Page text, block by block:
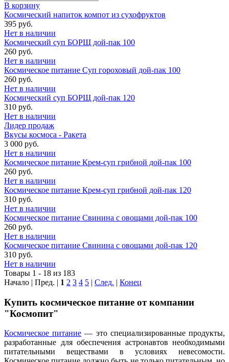
В корзину
Космический напиток компот из сухофруктов
395 руб.
Нет в наличии
Космический суп БОРЩ дой-пак 100
260 руб.
Нет в наличии
Космическое питание Суп гороховый дой-пак 100
260 руб.
Нет в наличии
Космический суп БОРЩ дой-пак 120
310 руб.
Нет в наличии
Лидер продаж
Вкусы космоса - Ракета
3 000 руб.
Нет в наличии
Космическое питание Крем-суп грибной дой-пак 100
260 руб.
Нет в наличии
Космическое питание Крем-суп грибной дой-пак 120
310 руб.
Нет в наличии
Космическое питание Свинина с овощами дой-пак 100
260 руб.
Нет в наличии
Космическое питание Свинина с овощами дой-пак 120
310 руб.
Нет в наличии
Товары 1 - 18 из 183
Начало | Пред. | 1 2 3 4 5 | След. | Конец
Купить космическое питание от компании
"Космопит"
Космическое питание — это специализированные продукты,
разработанные для обеспечения астронавтов необходимыми
питательными веществами в условиях невесомости.